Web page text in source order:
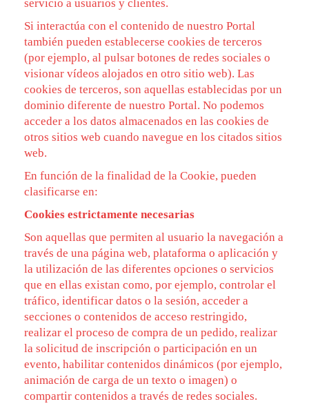
servicio a usuarios y clientes.
Si interactúa con el contenido de nuestro Portal
también pueden establecerse cookies de terceros
(por ejemplo, al pulsar botones de redes sociales o
visionar vídeos alojados en otro sitio web). Las
cookies de terceros, son aquellas establecidas por un
dominio diferente de nuestro Portal. No podemos
acceder a los datos almacenados en las cookies de
otros sitios web cuando navegue en los citados sitios
web.
En función de la finalidad de la Cookie, pueden
clasificarse en:
Cookies estrictamente necesarias
Son aquellas que permiten al usuario la navegación a
través de una página web, plataforma o aplicación y
la utilización de las diferentes opciones o servicios
que en ellas existan como, por ejemplo, controlar el
tráfico, identificar datos o la sesión, acceder a
secciones o contenidos de acceso restringido,
realizar el proceso de compra de un pedido, realizar
la solicitud de inscripción o participación en un
evento, habilitar contenidos dinámicos (por ejemplo,
animación de carga de un texto o imagen) o
compartir contenidos a través de redes sociales.